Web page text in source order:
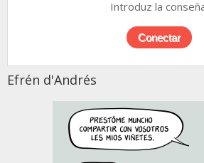
Introduz la
Efrén d'Andrés